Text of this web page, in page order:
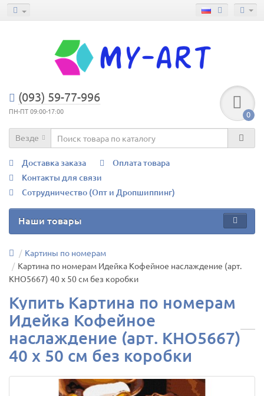
(093) 59-77-996
ПН-ПТ 09:00-17:00 0
Везде
Доставка заказа
Оплата товара
Контакты для связи
Сотрудничество (Опт и Дропшиппинг)
Наши товары
Картины по номерам
Картина по номерам Идейка Кофейное наслаждение (арт.
KHO5667) 40 х 50 см без коробки
Купить Картина по номерам
Идейка Кофейное
наслаждение (арт. KHO5667)
40 х 50 см без коробки